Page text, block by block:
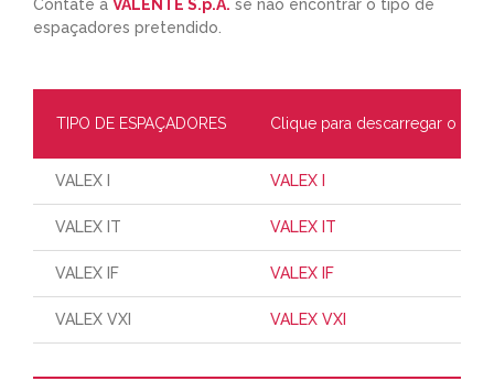
Contate a VALENTE S.p.A. se não encontrar o tipo de
espaçadores pretendido.
TIPO DE ESPAÇADORES Clique para descarregar o pdf
VALEX I VALEX I
VALEX IT VALEX IT
VALEX IF VALEX IF
VALEX VXI VALEX VXI